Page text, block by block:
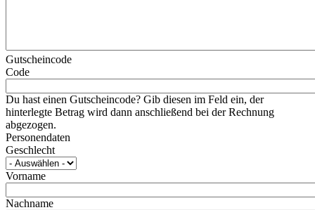
Gutscheincode
Code
Du hast einen Gutscheincode? Gib diesen im Feld ein, der
hinterlegte Betrag wird dann anschließend bei der Rechnung
abgezogen.
Personendaten
Geschlecht
Vorname
Nachname